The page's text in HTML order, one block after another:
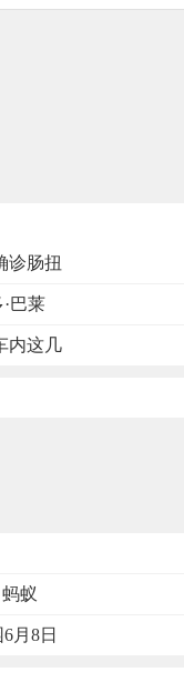
诊肠扭
巴莱
内这几
蚁
月8日